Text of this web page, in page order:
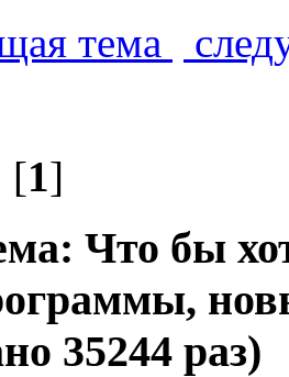
тема
[1]
Что бы
35244 раз)